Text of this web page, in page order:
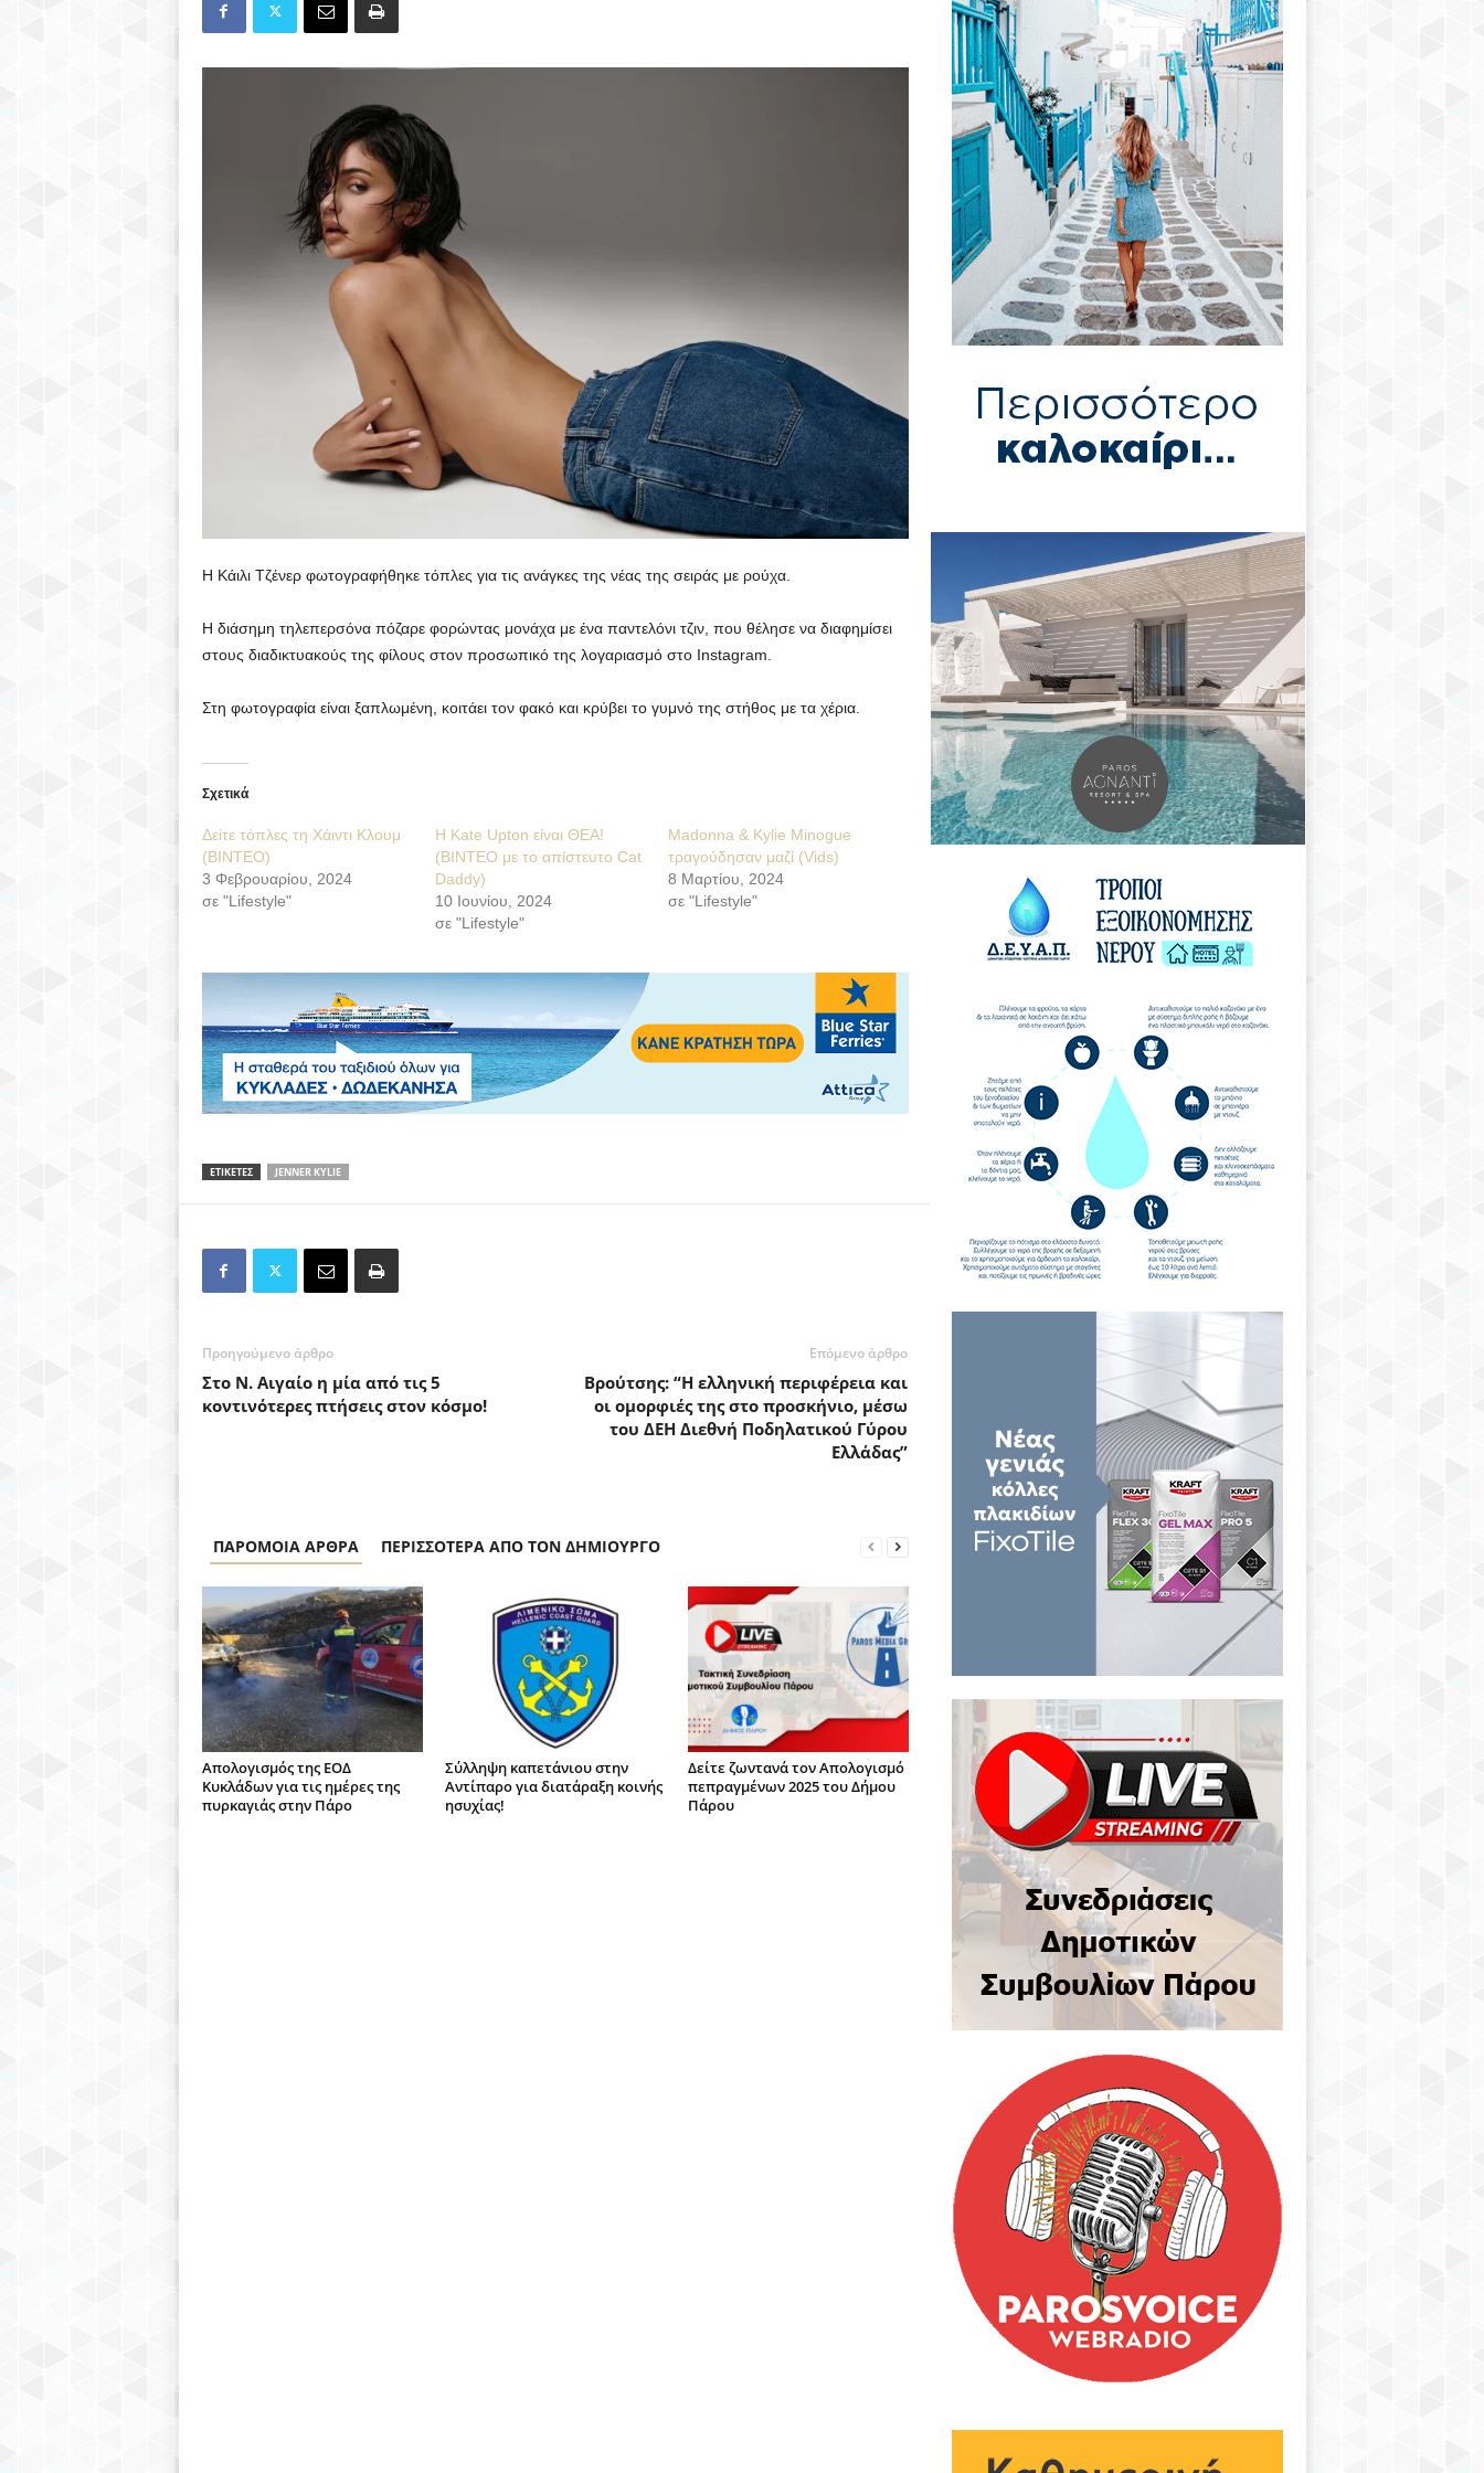
Η Κάιλι Τζένερ φωτογραφήθηκε τόπλες για τις ανάγκες της νέας της σειράς με ρούχα.
Η διάσημη τηλεπερσόνα πόζαρε φορώντας μονάχα με ένα παντελόνι τζιν, που θέλησε να διαφημίσει
στους διαδικτυακούς της φίλους στον προσωπικό της λογαριασμό στο Instagram.
Στη φωτογραφία είναι ξαπλωμένη, κοιτάει τον φακό και κρύβει το γυμνό της στήθος με τα χέρια.
Σχετικά
Δείτε τόπλες τη Χάιντι Κλουμ
(ΒΙΝΤΕΟ)
3 Φεβρουαρίου, 2024
σε "Lifestyle"
Η Kate Upton είναι ΘΕΑ!
(ΒΙΝΤΕΟ με το απίστευτο Cat
Daddy)
10 Ιουνίου, 2024
σε "Lifestyle"
Madonna & Kylie Minogue
τραγούδησαν μαζί (Vids)
8 Μαρτίου, 2024
σε "Lifestyle"
ΕΤΙΚΕΤΕΣ JENNER KYLIE
Προηγούμενο άρθρο
Στο Ν. Αιγαίο η μία από τις 5
κοντινότερες πτήσεις στον κόσμο!
Επόμενο άρθρο
Βρούτσης: “Η ελληνική περιφέρεια και
οι ομορφιές της στο προσκήνιο, μέσω
του ΔΕΗ Διεθνή Ποδηλατικού Γύρου
Ελλάδας”
ΠΑΡΟΜΟΙΑ ΑΡΘΡΑ ΠΕΡΙΣΣΟΤΕΡΑ ΑΠΟ ΤΟΝ ΔΗΜΙΟΥΡΓΟ
Απολογισμός της ΕΟΔ
Κυκλάδων για τις ημέρες της
πυρκαγιάς στην Πάρο
Σύλληψη καπετάνιου στην
Αντίπαρο για διατάραξη κοινής
ησυχίας!
Δείτε ζωντανά τον Απολογισμό
πεπραγμένων 2025 του Δήμου
Πάρου